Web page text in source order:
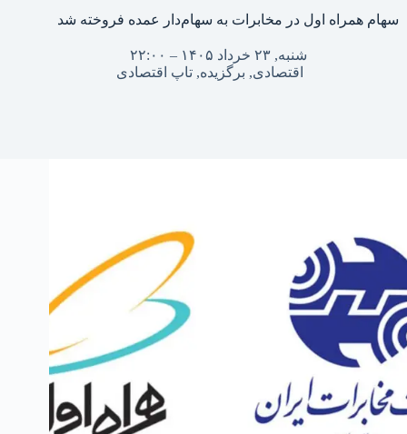
سهام همراه اول در مخابرات به سهام‌دار عمده فروخته شد
شنبه, ۲۳ خرداد ۱۴۰۵ – ۲۲:۰۰
اقتصادی, برگزیده,تاپ اقتصادی